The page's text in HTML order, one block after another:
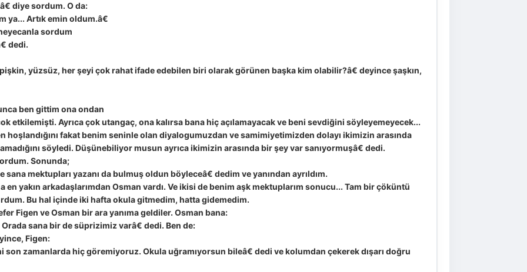
diye sordum. O da:
Artık emin oldum.â€
sordum
dedi.
yüzsüz, her şeyi çok rahat ifade edebilen biri olarak görünen başka kim olabilir?â€ deyince şaşkın,
ben gittim ona ondan
etkilemişti. Ayrıca çok utangaç, ona kalırsa bana hiç açılamayacak ve beni sevdiğini söyleyemeyecek...
hoşlandığını fakat benim seninle olan diyalogumuzdan ve samimiyetimizden dolayı ikimizin arasında
söyledi. Düşünebiliyor musun ayrıca ikimizin arasında bir şey var sanıyormuşâ€ dedi.
Sonunda;
mektupları yazanı da bulmuş oldun böyleceâ€ dedim ve yanından ayrıldım.
en yakın arkadaşlarımdan Osman vardı. Ve ikisi de benim aşk mektuplarım sonucu... Tam bir çöküntü
Bu hal içinde iki hafta okula gitmedim, hatta gidemedim.
Figen ve Osman bir ara yanıma geldiler. Osman bana:
sana bir de süprizimiz varâ€ dedi. Ben de:
Figen:
zamanlarda hiç göremiyoruz. Okula uğramıyorsun bileâ€ dedi ve kolumdan çekerek dışarı doğru